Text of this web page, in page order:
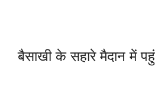
बैसाखी के सहारे मैदान में